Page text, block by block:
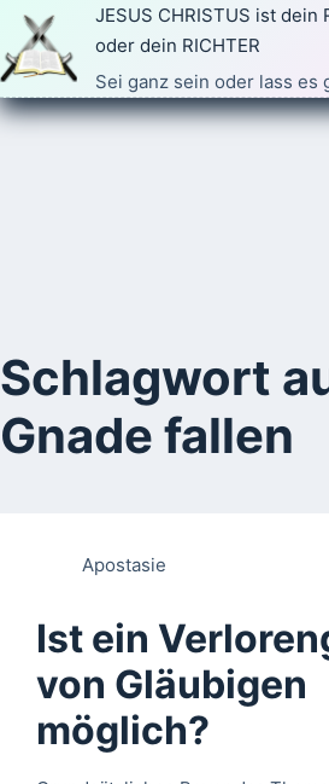
Zum
Inhalt
springen
JESUS CHRISTUS ist dein
oder dein RICHTER
Sei ganz sein oder lass es
Schlagwort
Gnade fallen
Apostasie
Ist ein
von Gläubigen
möglich?